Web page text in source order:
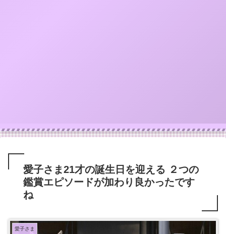
愛子さま21才の誕生日を迎える ２つの
鑑賞エピソードが加わり良かったです
ね
愛子さま